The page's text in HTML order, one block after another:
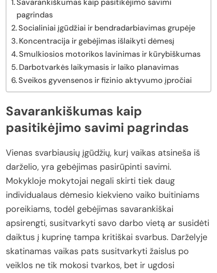
Savarankiškumas kaip pasitikėjimo savimi
pagrindas
Socialiniai įgūdžiai ir bendradarbiavimas grupėje
Koncentracija ir gebėjimas išlaikyti dėmesį
Smulkiosios motorikos lavinimas ir kūrybiškumas
Darbotvarkės laikymasis ir laiko planavimas
Sveikos gyvensenos ir fizinio aktyvumo įpročiai
Savarankiškumas kaip
pasitikėjimo savimi pagrindas
Vienas svarbiausių įgūdžių, kurį vaikas atsineša iš
darželio, yra gebėjimas pasirūpinti savimi.
Mokykloje mokytojai negali skirti tiek daug
individualaus dėmesio kiekvieno vaiko buitiniams
poreikiams, todėl gebėjimas savarankiškai
apsirengti, susitvarkyti savo darbo vietą ar susidėti
daiktus į kuprinę tampa kritiškai svarbus. Darželyje
skatinamas vaikas pats susitvarkyti žaislus po
veiklos ne tik mokosi tvarkos, bet ir ugdosi